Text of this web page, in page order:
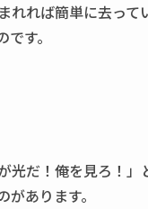
れば簡単に去って
す。
だ！俺を見ろ！」
あります。